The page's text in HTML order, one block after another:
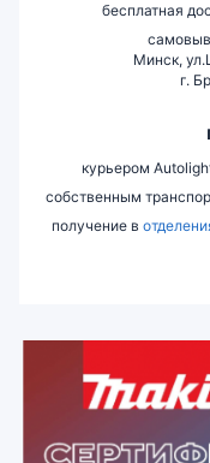
бесплатная
Минск,
г.
курьером
собственным
получение в